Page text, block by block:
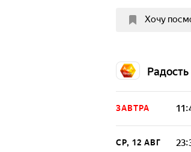
Хочу
ЗАВТРА
СР, 12 АВГ